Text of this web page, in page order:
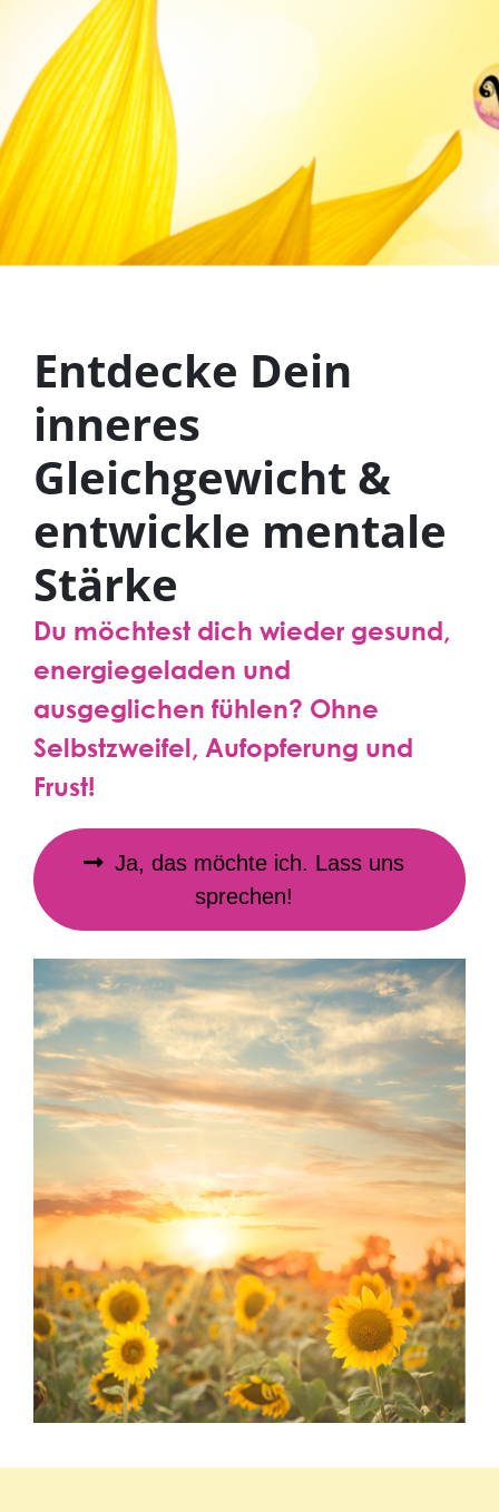
Entdecke Dein
inneres
Gleichgewicht &
entwickle mentale
Stärke
Du möchtest dich wieder gesund,
energiegeladen und
ausgeglichen fühlen? Ohne
Selbstzweifel, Aufopferung und
Frust!
Ja, das möchte ich. Lass uns
sprechen!